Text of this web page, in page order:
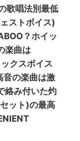
歌唱法別最低
ストボイス)
？ホイッ
楽曲は
クスボイス
音の楽曲は激
絡み付いた灼
ット)の最高